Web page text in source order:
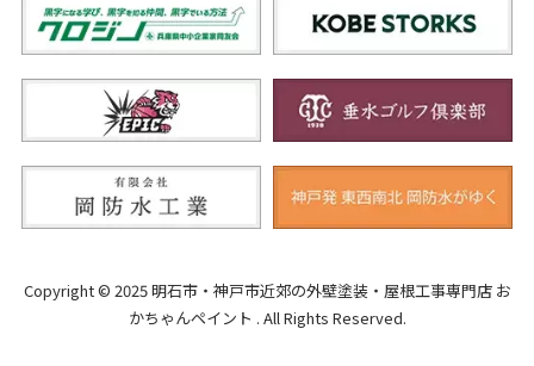
Copyright © 2025 明石市・神戸市近郊の外壁塗装・屋根工事専門店 お
かちゃんペイント . All Rights Reserved.